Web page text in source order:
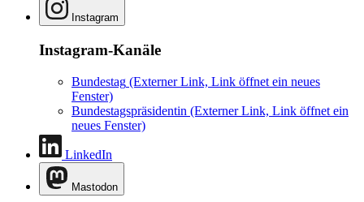
Instagram
Instagram-Kanäle
Bundestag (Externer Link, Link öffnet ein neues
Fenster)
Bundestagspräsidentin (Externer Link, Link öffnet ein
neues Fenster)
LinkedIn
Mastodon